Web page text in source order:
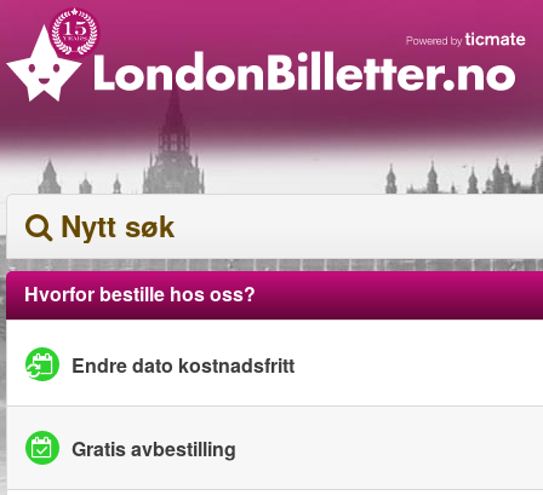
Nytt søk
Hvorfor bestille hos oss?
Endre dato kostnadsfritt
Gratis avbestilling